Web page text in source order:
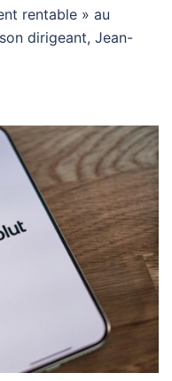
rentable » au
dirigeant, Jean-